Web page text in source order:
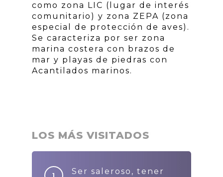
como zona LIC (lugar de interés
comunitario) y zona ZEPA (zona
especial de protección de aves).
Se caracteriza por ser zona
marina costera con brazos de
mar y playas de piedras con
Acantilados marinos.
LOS MÁS VISITADOS
Ser saleroso, tener